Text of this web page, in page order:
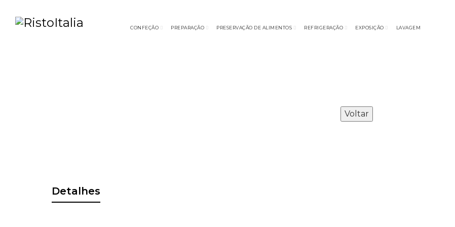
CONFEÇÃO PREPARAÇÃO PRESERVAÇÃO DE ALIMENTOS REFRIGERAÇÃO EXPOSIÇÃO LAVAGEM
Voltar
Detalhes